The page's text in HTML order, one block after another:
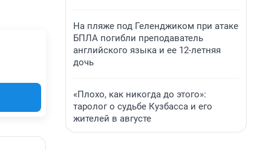
На пляже под Геленджиком при атаке
БПЛА погибли преподаватель
английского языка и ее 12-летняя
дочь
«Плохо, как никогда до этого»:
таролог о судьбе Кузбасса и его
жителей в августе